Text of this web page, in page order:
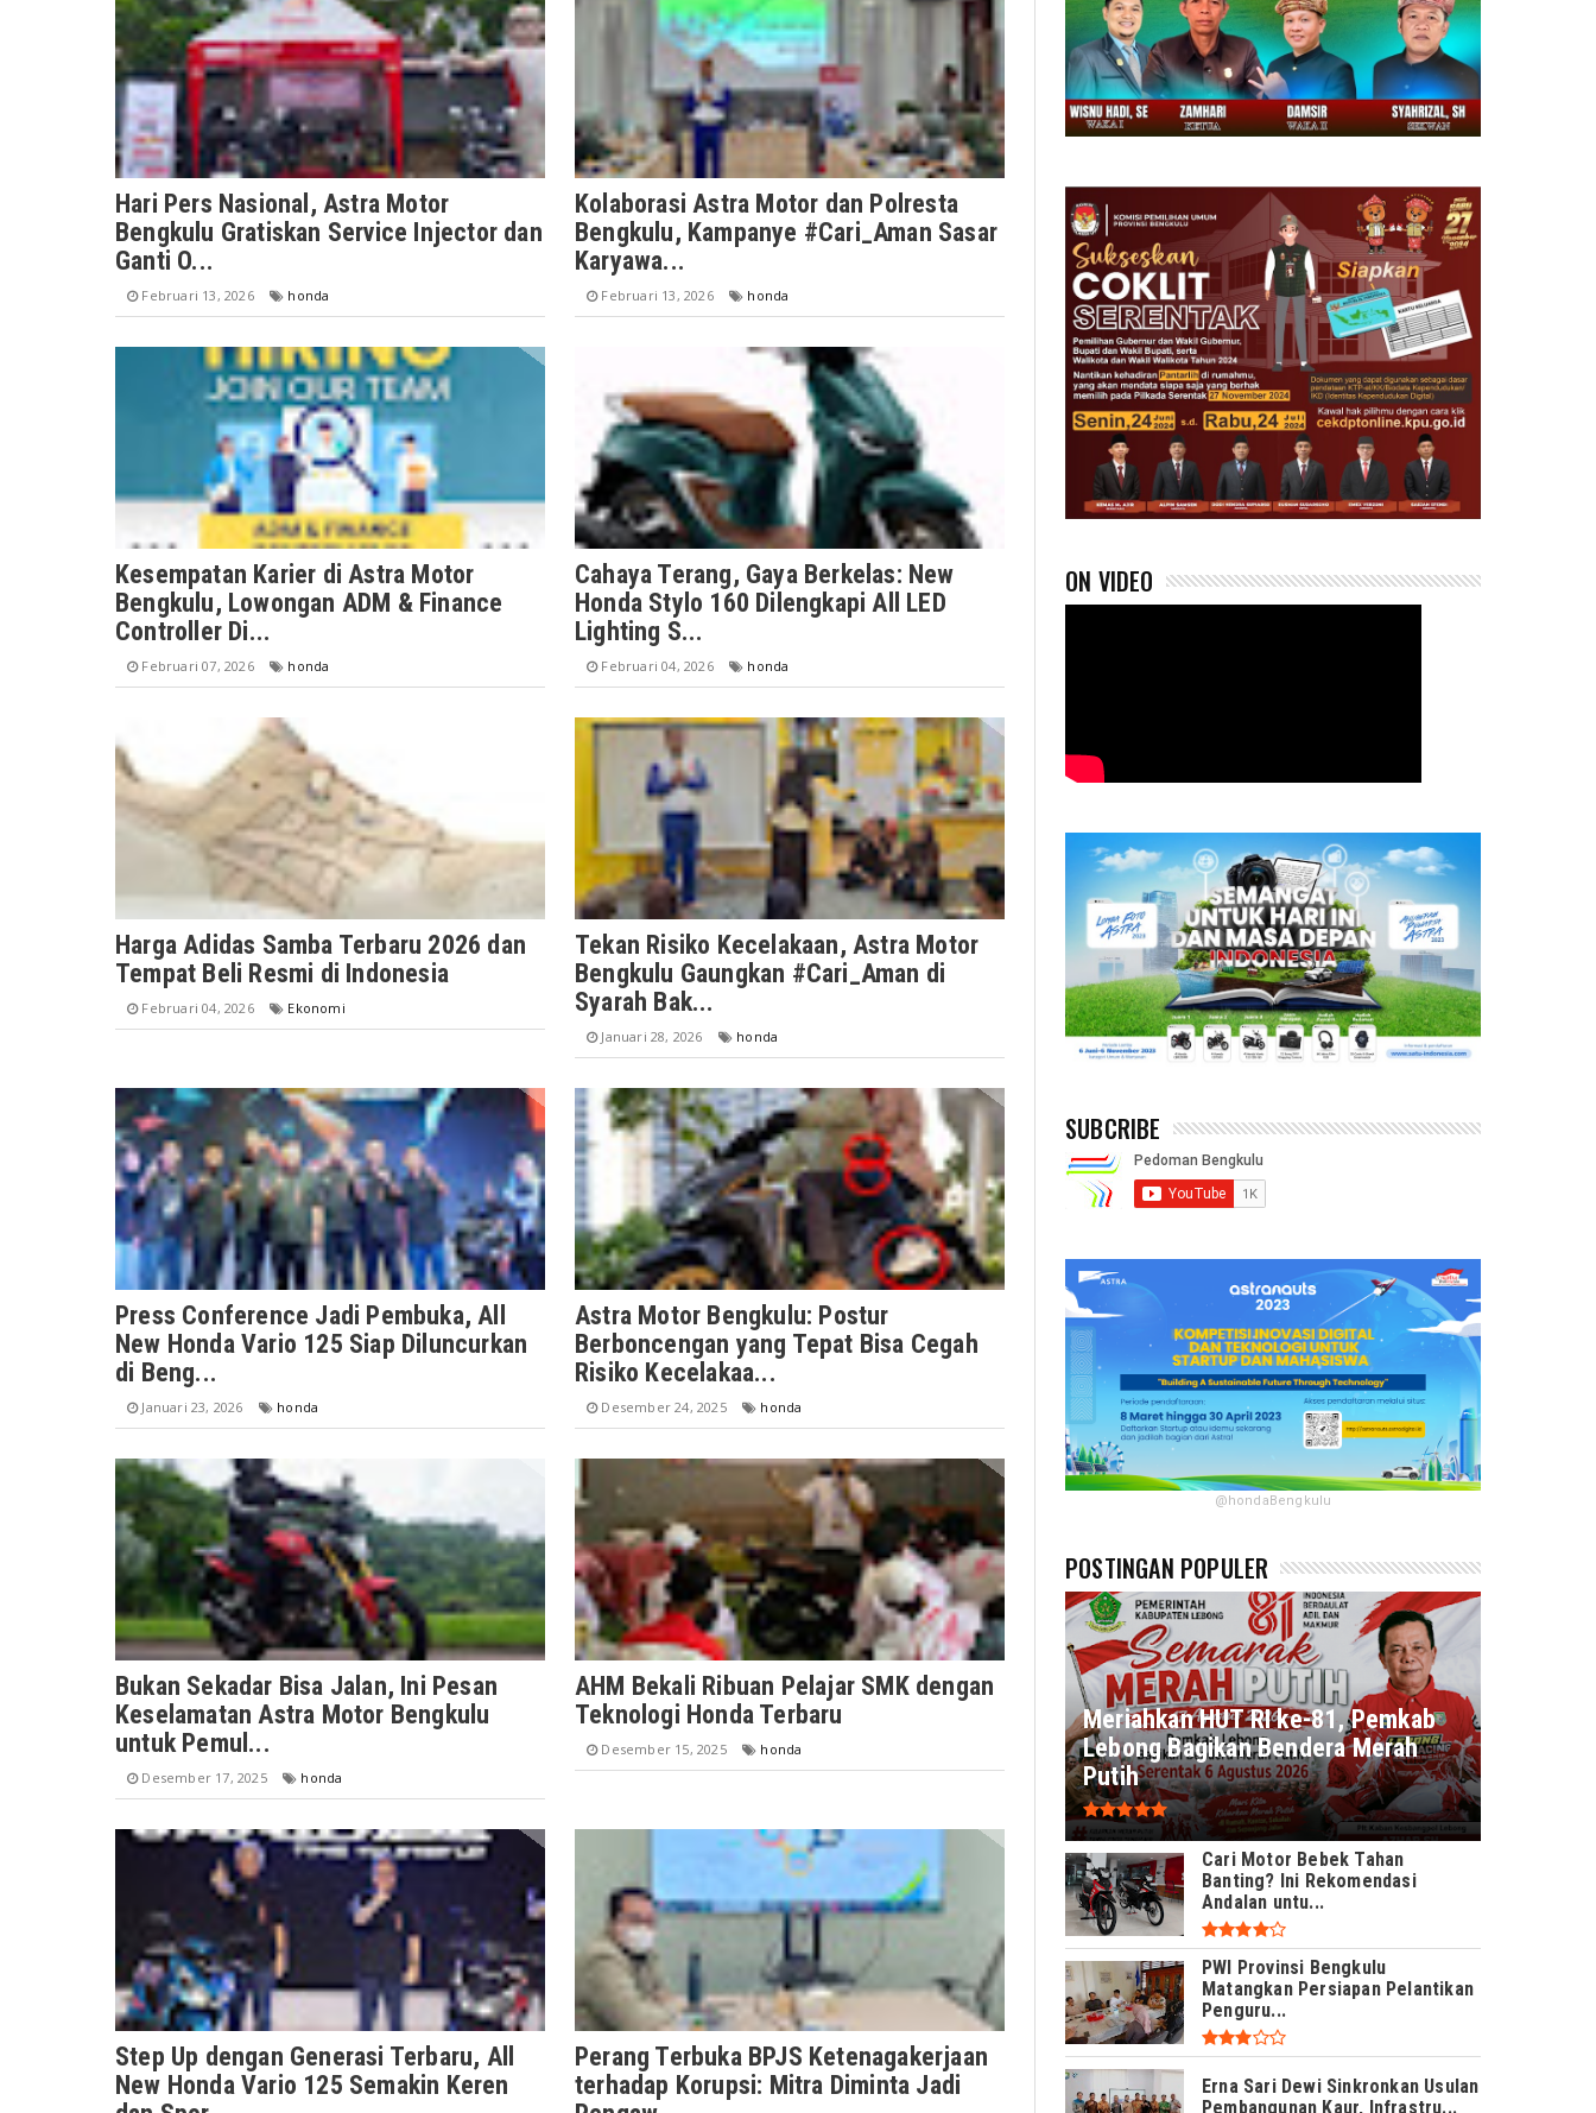
Hari Pers Nasional, Astra Motor
Bengkulu Gratiskan Service Injector dan
Ganti O...
Februari 13, 2026 honda
Kolaborasi Astra Motor dan Polresta
Bengkulu, Kampanye #Cari_Aman Sasar
Karyawa...
Februari 13, 2026 honda
Kesempatan Karier di Astra Motor
Bengkulu, Lowongan ADM & Finance
Controller Di...
Februari 07, 2026 honda
Cahaya Terang, Gaya Berkelas: New
Honda Stylo 160 Dilengkapi All LED
Lighting S...
Februari 04, 2026 honda
Harga Adidas Samba Terbaru 2026 dan
Tempat Beli Resmi di Indonesia
Februari 04, 2026 Ekonomi
Tekan Risiko Kecelakaan, Astra Motor
Bengkulu Gaungkan #Cari_Aman di
Syarah Bak...
Januari 28, 2026 honda
Press Conference Jadi Pembuka, All
New Honda Vario 125 Siap Diluncurkan
di Beng...
Januari 23, 2026 honda
Astra Motor Bengkulu: Postur
Berboncengan yang Tepat Bisa Cegah
Risiko Kecelakaa...
Desember 24, 2025 honda
Bukan Sekadar Bisa Jalan, Ini Pesan
Keselamatan Astra Motor Bengkulu
untuk Pemul...
Desember 17, 2025 honda
AHM Bekali Ribuan Pelajar SMK dengan
Teknologi Honda Terbaru
Desember 15, 2025 honda
Step Up dengan Generasi Terbaru, All
New Honda Vario 125 Semakin Keren
Perang Terbuka BPJS Ketenagakerjaan
terhadap Korupsi: Mitra Diminta Jadi
ON VIDEO
SUBCRIBE
@hondaBengkulu
POSTINGAN POPULER
Meriahkan HUT RI ke-81, Pemkab
Lebong Bagikan Bendera Merah
Putih
Cari Motor Bebek Tahan
Banting? Ini Rekomendasi
Andalan untu...
PWI Provinsi Bengkulu
Matangkan Persiapan Pelantikan
Penguru...
Erna Sari Dewi Sinkronkan Usulan
Pembangunan Kaur, Infrastru...